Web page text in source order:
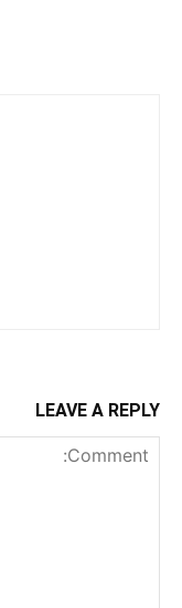
LEAVE A REPLY